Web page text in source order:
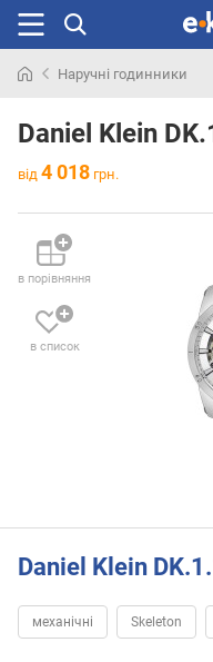
раніше
Наручні годинники
Daniel Klein
від 4 018 грн.
в порівняння
в список
Daniel Klein
механічні Skeleton